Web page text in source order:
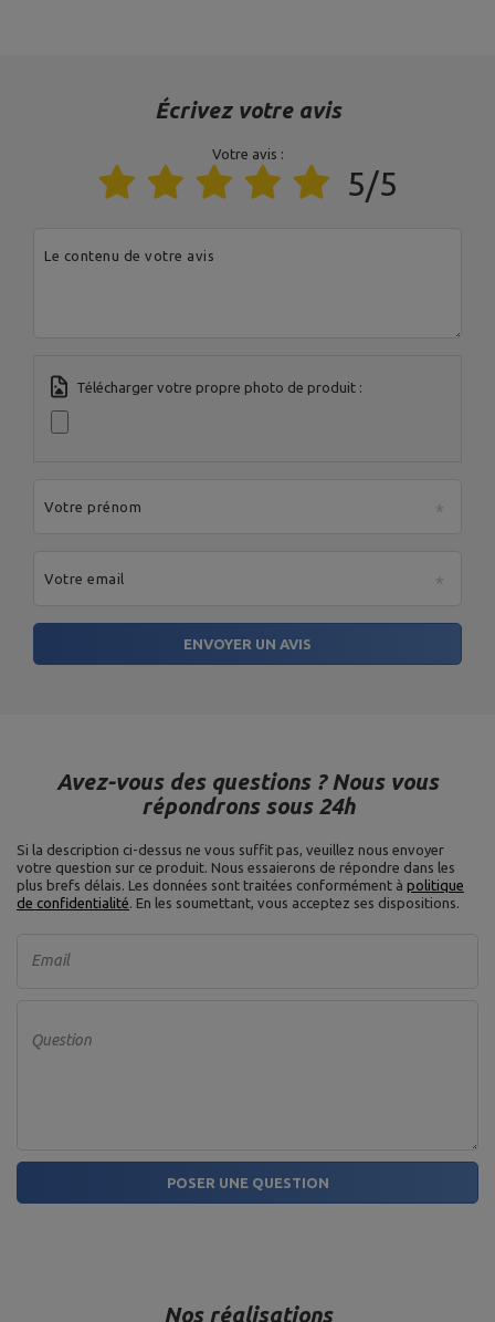
Fabricant
MARBO Ulikowski
Spółka Komandytowa
Code postal:
Ville:
mail:
serwis@marbosport.eu
Écrivez votre avis
Votre avis :
5/5
Le contenu de votre avis
Télécharger votre propre photo de produit :
Votre prénom
Votre email
ENVOYER UN AVIS
Avez-vous des questions ? Nous vous
répondrons sous 24h
Si la description ci-dessus ne vous suffit pas, veuillez nous envoyer
votre question sur ce produit. Nous essaierons de répondre dans les
plus brefs délais. Les données sont traitées conformément à politique
de confidentialité. En les soumettant, vous acceptez ses dispositions.
Email
Question
POSER UNE QUESTION
Nos réalisations